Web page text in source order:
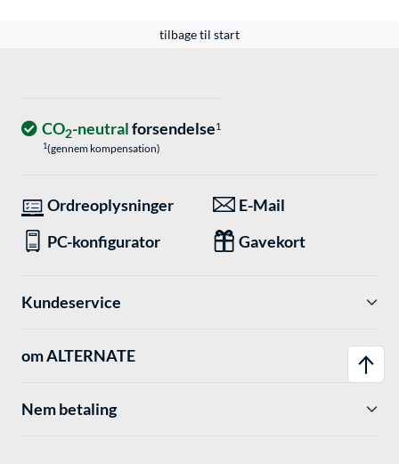
tilbage til start
CO2-neutralforsendelse1
1(gennem kompensation)
Ordreoplysninger
E-Mail
PC-konfigurator
Gavekort
Kundeservice
om ALTERNATE
Nem betaling